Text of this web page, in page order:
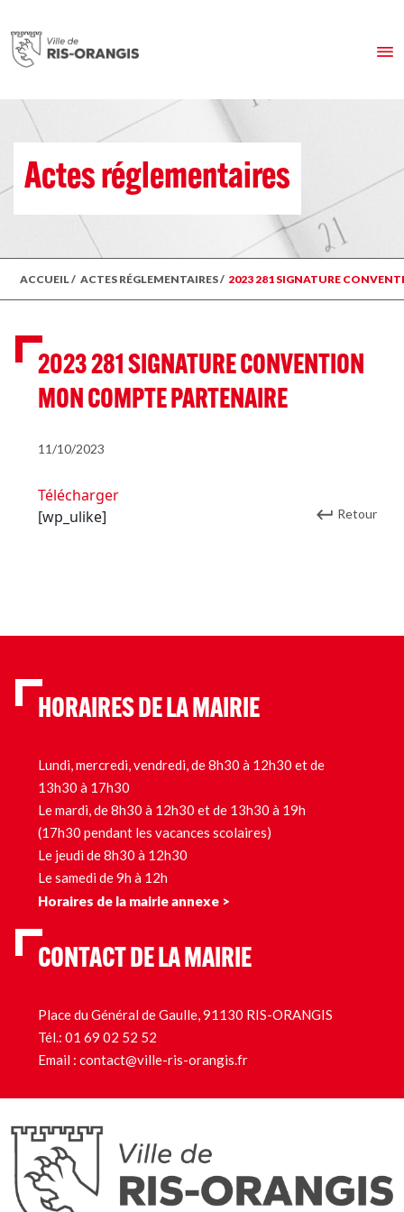
Actes réglementaires
ACCUEIL/ ACTES RÉGLEMENTAIRES/ 2023 281 SIGNATURE
2023 281 SIGNATURE CONVENTION
MON COMPTE PARTENAIRE
11/10/2023
Télécharger
[wp_ulike]
Retour
HORAIRES DE LA MAIRIE
Lundi, mercredi, vendredi, de 8h30 à 12h30 et de
13h30 à 17h30
Le mardi, de 8h30 à 12h30 et de 13h30 à 19h
(17h30 pendant les vacances scolaires)
Le jeudi de 8h30 à 12h30
Le samedi de 9h à 12h
Horaires de la mairie annexe >
CONTACT DE LA MAIRIE
Place du Général de Gaulle, 91130 RIS-ORANGIS
Tél.: 01 69 02 52 52
Email : contact@ville-ris-orangis.fr